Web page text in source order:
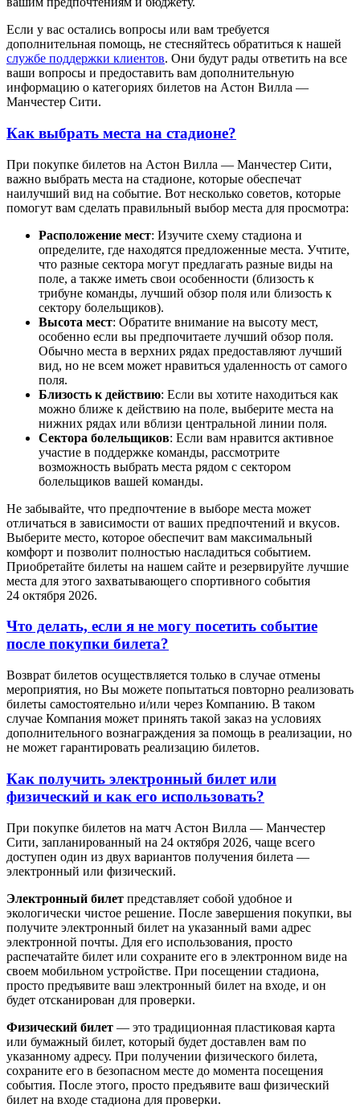
Если у вас остались вопросы или вам требуется
дополнительная помощь, не стесняйтесь обратиться к нашей
службе поддержки клиентов. Они будут рады ответить на все
ваши вопросы и предоставить вам дополнительную
информацию о категориях билетов на Астон Вилла —
Манчестер Сити.
Как выбрать места на стадионе?
При покупке билетов на Астон Вилла — Манчестер Сити,
важно выбрать места на стадионе, которые обеспечат
наилучший вид на событие. Вот несколько советов, которые
помогут вам сделать правильный выбор места для просмотра:
Расположение мест: Изучите схему стадиона и
определите, где находятся предложенные места. Учтите,
что разные сектора могут предлагать разные виды на
поле, а также иметь свои особенности (близость к
трибуне команды, лучший обзор поля или близость к
сектору болельщиков).
Высота мест: Обратите внимание на высоту мест,
особенно если вы предпочитаете лучший обзор поля.
Обычно места в верхних рядах предоставляют лучший
вид, но не всем может нравиться удаленность от самого
поля.
Близость к действию: Если вы хотите находиться как
можно ближе к действию на поле, выберите места на
нижних рядах или вблизи центральной линии поля.
Сектора болельщиков: Если вам нравится активное
участие в поддержке команды, рассмотрите
возможность выбрать места рядом с сектором
болельщиков вашей команды.
Не забывайте, что предпочтение в выборе места может
отличаться в зависимости от ваших предпочтений и вкусов.
Выберите место, которое обеспечит вам максимальный
комфорт и позволит полностью насладиться событием.
Приобретайте билеты на нашем сайте и резервируйте лучшие
места для этого захватывающего спортивного события
24 октября 2026.
Что делать, если я не могу посетить событие
после покупки билета?
Возврат билетов осуществляется только в случае отмены
мероприятия, но Вы можете попытаться повторно реализовать
билеты самостоятельно и/или через Компанию. В таком
случае Компания может принять такой заказ на условиях
дополнительного вознаграждения за помощь в реализации, но
не может гарантировать реализацию билетов.
Как получить электронный билет или
физический и как его использовать?
При покупке билетов на матч Астон Вилла — Манчестер
Сити, запланированный на 24 октября 2026, чаще всего
доступен один из двух вариантов получения билета —
электронный или физический.
Электронный билет представляет собой удобное и
экологически чистое решение. После завершения покупки, вы
получите электронный билет на указанный вами адрес
электронной почты. Для его использования, просто
распечатайте билет или сохраните его в электронном виде на
своем мобильном устройстве. При посещении стадиона,
просто предъявите ваш электронный билет на входе, и он
будет отсканирован для проверки.
Физический билет — это традиционная пластиковая карта
или бумажный билет, который будет доставлен вам по
указанному адресу. При получении физического билета,
сохраните его в безопасном месте до момента посещения
события. После этого, просто предъявите ваш физический
билет на входе стадиона для проверки.